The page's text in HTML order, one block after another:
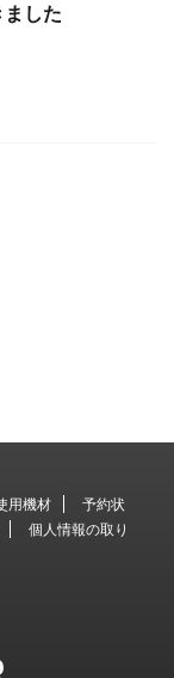
した
用機材
予約状
個人情報の取り